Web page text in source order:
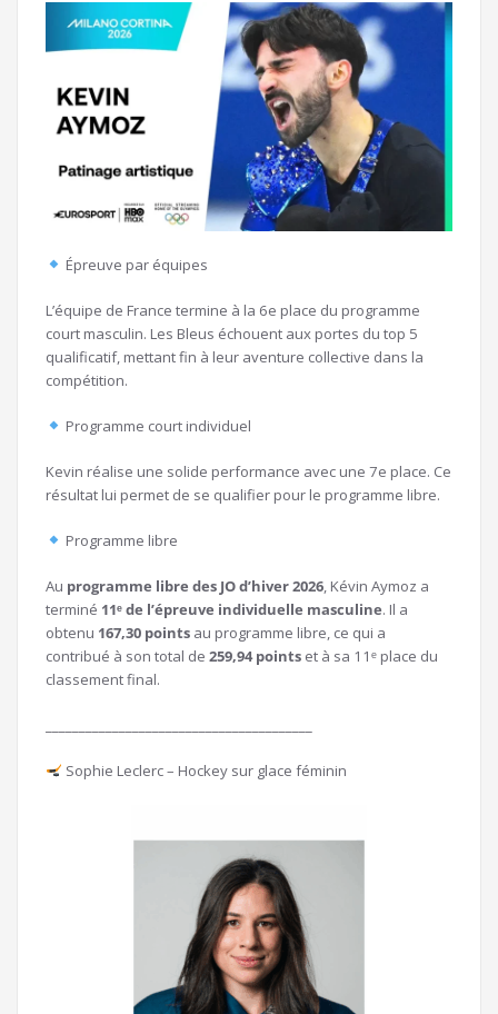
Épreuve par équipes
L’équipe de France termine à la 6e place du programme
court masculin. Les Bleus échouent aux portes du top 5
qualificatif, mettant fin à leur aventure collective dans la
compétition.
Programme court individuel
Kevin réalise une solide performance avec une 7e place. Ce
résultat lui permet de se qualifier pour le programme libre.
Programme libre
Au programme libre des JO d’hiver 2026, Kévin Aymoz a
terminé 11ᵉ de l’épreuve individuelle masculine. Il a
obtenu 167,30 points au programme libre, ce qui a
contribué à son total de 259,94 points et à sa 11ᵉ place du
classement final.
Sophie Leclerc – Hockey sur glace féminin